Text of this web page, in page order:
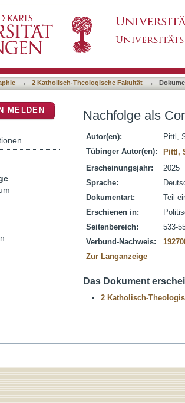
→ 2 Katholisch-Theologische Fakultät →
Nachfolge als
Autor(en):
Pittl,
Tübinger Autor(en):
Pittl,
Erscheinungsjahr:
2025
Sprache:
Dokumentart:
Teil
Erschienen in:
Seitenbereich:
533-
Verbund-Nachweis:
Zur Langanzeige
Das Dokument
2 Katholisch-
MELDEN